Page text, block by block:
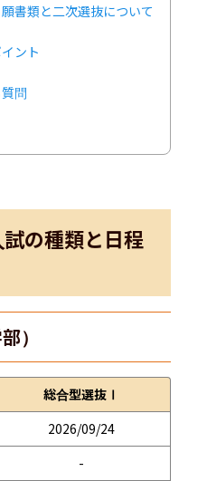
書類と二次選抜について
ント
問
の種類と日程
）
総合型選抜Ⅰ
2026/09/24
-